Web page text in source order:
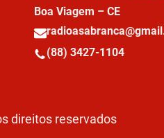
Boa Viagem – CE
(88) 3427-1104
direitos reservados